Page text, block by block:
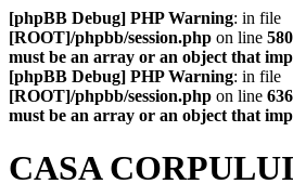
[phpBB Debug] PHP Warning: in file
[ROOT]/phpbb/session.php on line 580
must be an array or an object that
[phpBB Debug] PHP Warning: in file
[ROOT]/phpbb/session.php on line 636
must be an array or an object that
CASA